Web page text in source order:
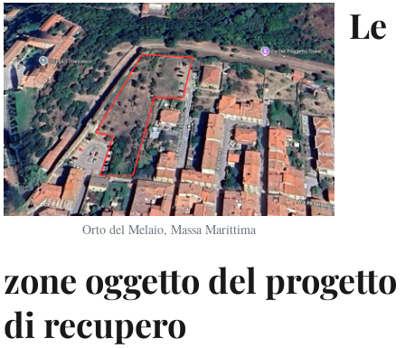
Orto del Melaio, Massa Marittima
Le
zone oggetto del progetto
di recupero